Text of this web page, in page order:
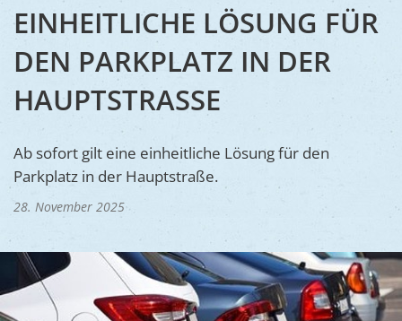
Religiöse
Ukraine
Wahlen
Schulen
EINHEITLICHE LÖSUNG FÜR
DEN PARKPLATZ IN DER
HAUPTSTRASSE
Ab sofort gilt eine einheitliche Lösung für den
Parkplatz in der Hauptstraße.
28. November 2025